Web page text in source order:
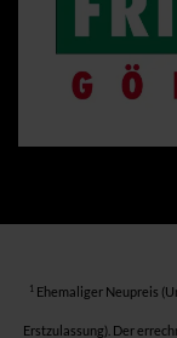
1 Ehemaliger Neupreis
Erstzulassung). Der